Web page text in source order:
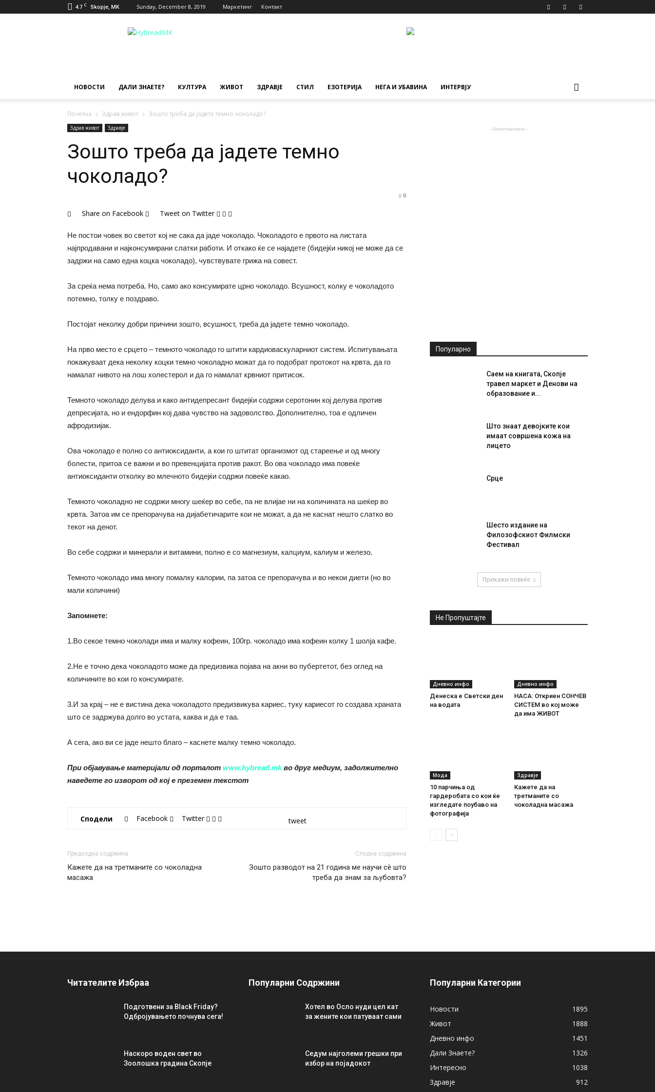
4.7 C Skopje, MK Sunday, December 8, 2019 Маркетинг Контакт
НОВОСТИ ДАЛИ ЗНАЕТЕ? КУЛТУРА ЖИВОТ ЗДРАВЈЕ СТИЛ ЕЗОТЕРИЈА НЕГА И УБАВИНА ИНТЕРВЈУ
Почетна Здрав живот Зошто треба да јадете темно чоколадо?
Здрав живот Здравје
Зошто треба да јадете темно
чоколадо?
0
Share on Facebook Tweet on Twitter
Не постои човек во светот кој не сака да јаде чоколадо. Чоколадото е првото на листата
најпродавани и најконсумирани слатки работи. И откако ќе се најадете (бидејќи никој не може да се
задржи на само една коцка чоколадо), чувствувате грижа на совест.
За среќа нема потреба. Но, само ако консумирате црно чоколадо. Всушност, колку е чоколадото
потемно, толку е поздраво.
Постојат неколку добри причини зошто, всушност, треба да јадете темно чоколадо.
На прво место е срцето – темното чоколадо го штити кардиоваскуларниот систем. Испитувањата
покажуваат дека неколку коцки темно чоколадно можат да го подобрат протокот на крвта, да го
намалат нивото на лош холестерол и да го намалат крвниот притисок.
Темното чоколадо делува и како антидепресант бидејќи содржи серотонин кој делува против
депресијата, но и ендорфин кој дава чувство на задоволство. Дополнително, тоа е одличен
афродизијак.
Ова чоколадо е полно со антиоксиданти, а кои го штитат организмот од стареење и од многу
болести, притоа се важни и во превенцијата против ракот. Во ова чоколадо има повеќе
антиоксиданти отколку во млечното бидејќи содржи повеќе какао.
Темното чоколадно не содржи многу шеќер во себе, па не влијае ни на количината на шеќер во
крвта. Затоа им се препорачува на дијабетичарите кои не можат, а да не каснат нешто слатко во
текот на денот.
Во себе содржи и минерали и витамини, полно е со магнезиум, калциум, калиум и железо.
Темното чоколадо има многу помалку калории, па затоа се препорачува и во некои диети (но во
мали количини)
Запомнете:
1.Во секое темно чоколади има и малку кофеин, 100гр. чоколадо има кофеин колку 1 шолја кафе.
2.Не е точно дека чоколадото може да предизвика појава на акни во пубертетот, без оглед на
количините во кои го консумирате.
3.И за крај – не е вистина дека чоколадото предизвикува кариес, туку кариесот го создава храната
што се задржува долго во устата, каква и да е таа.
А сега, ако ви се јаде нешто благо – каснете малку темно чоколадо.
При објавување материјали од порталот www.hybread.mkво друг медиум, задолжително
наведете го изворот од кој е преземен текстот
Сподели Facebook Twitter tweet
Предходна содржина
Кажете да на третманите со чоколадна
масажа
Следна содржина
Зошто разводот на 21 година ме научи сè што
треба да знам за љубовта?
- Advertisement -
Популарно
Саем на книгата, Скопје
травел маркет и Денови на
образование и...
Што знаат девојките кои
имаат совршена кожа на
лицето
Срце
Шесто издание на
Филозофскиот Филмски
Фестивал
Прикажи повеќе
Не Пропуштајте
Дневно инфо
Денеска е Светски ден
на водата
Дневно инфо
НАСА: Откриен СОНЧЕВ
СИСТЕМ во кој може
да има ЖИВОТ
Мода
10 парчиња од
гардеробата со кои ќе
изгледате поубаво на
фотографија
Здравје
Кажете да на
третманите со
чоколадна масажа
Читателите Избраа
Подготвени за Black Friday?
Одбројувањето почнува сега!
Наскоро воден свет во
Зоолошка градина Скопје
Популарни Содржини
Хотел во Осло нуди цел кат
за жените кои патуваат сами
Седум најголеми грешки при
избор на појадокот
Популарни Категории
Новости
1895
Живот
1888
Дневно инфо
1451
Дали Знаете?
1326
Интересно
1038
Здравје
912